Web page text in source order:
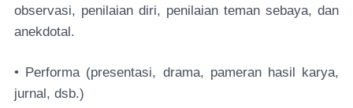
observasi, penilaian diri, penilaian teman sebaya, dan
anekdotal.
• Performa (presentasi, drama, pameran hasil karya,
jurnal, dsb.)